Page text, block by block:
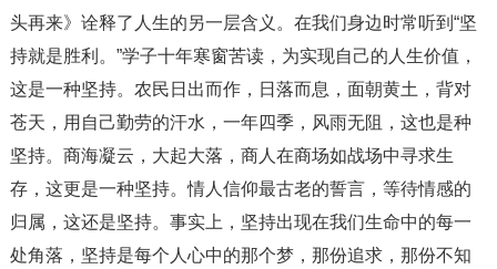
头再来》诠释了人生的另一层含义。在我们身边时常听到“坚
持就是胜利。”学子十年寒窗苦读，为实现自己的人生价值，
这是一种坚持。农民日出而作，日落而息，面朝黄土，背对
苍天，用自己勤劳的汗水，一年四季，风雨无阻，这也是种
坚持。商海凝云，大起大落，商人在商场如战场中寻求生
存，这更是一种坚持。情人信仰最古老的誓言，等待情感的
归属，这还是坚持。事实上，坚持出现在我们生命中的每一
处角落，坚持是每个人心中的那个梦，那份追求，那份不知